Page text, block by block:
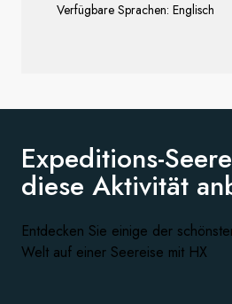
Verfügbare Sprachen: Englisch
Expeditions-
diese Aktivität
Entdecken Sie einige der
Welt auf einer Seereise mit HX